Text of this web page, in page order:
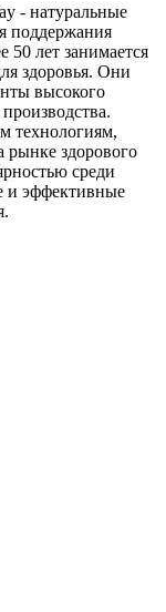
- натуральные
поддержания
50 лет занимается
здоровья. Они
высокого
технологиям,
рынке здорового
среди
и эффективные